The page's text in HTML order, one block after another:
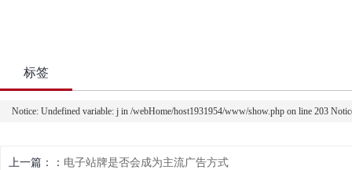
标签
Notice: Undefined variable: j in /webHome/host1931954/www/show.php on line 203
上一篇： 电子站牌是否会成为主流广告方式